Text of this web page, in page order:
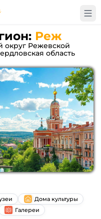
Реж
округ Режевской
область
Дома культуры
Галереи